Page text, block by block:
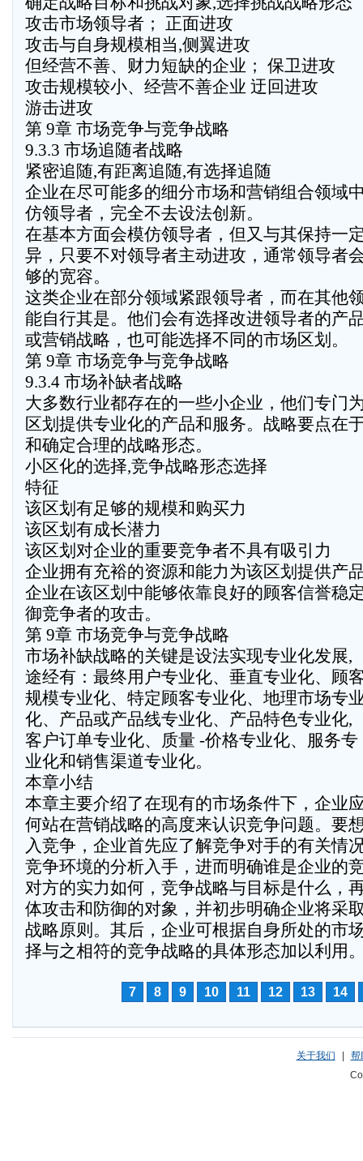
攻击市场领导者； 正面进攻
攻击与自身规模相当,侧翼进攻
但经营不善、财力短缺的企业； 保卫进攻
攻击规模较小、经营不善企业 迂回进攻
游击进攻
第 9章 市场竞争与竞争战略
9.3.3 市场追随者战略
紧密追随,有距离追随,有选择追随
企业在尽可能多的细分市场和营销组合领域
仿领导者，完全不去设法创新。
在基本方面会模仿领导者，但又与其保持一
异，只要不对领导者主动进攻，通常领导者
够的宽容。
这类企业在部分领域紧跟领导者，而在其他
能自行其是。他们会有选择改进领导者的产
或营销战略，也可能选择不同的市场区划。
第 9章 市场竞争与竞争战略
9.3.4 市场补缺者战略
大多数行业都存在的一些小企业，他们专门
区划提供专业化的产品和服务。战略要点在
和确定合理的战略形态。
小区化的选择,竞争战略形态选择
特征
该区划有足够的规模和购买力
该区划有成长潜力
该区划对企业的重要竞争者不具有吸引力
企业拥有充裕的资源和能力为该区划提供产
企业在该区划中能够依靠良好的顾客信誉稳
御竞争者的攻击。
第 9章 市场竞争与竞争战略
市场补缺战略的关键是设法实现专业化发展,
途经有：最终用户专业化、垂直专业化、顾
规模专业化、特定顾客专业化、地理市场专
化、产品或产品线专业化、产品特色专业化,
客户订单专业化、质量 -价格专业化、服务专
业化和销售渠道专业化。
本章小结
本章主要介绍了在现有的市场条件下，企业
何站在营销战略的高度来认识竞争问题。要
入竞争，企业首先应了解竞争对手的有关情
竞争环境的分析入手，进而明确谁是企业的
对方的实力如何，竞争战略与目标是什么，
体攻击和防御的对象，并初步明确企业将采
战略原则。其后，企业可根据自身所处的市
择与之相符的竞争战略的具体形态加以利用
7 8 9 10 11 12 13 14
关于我们
帮